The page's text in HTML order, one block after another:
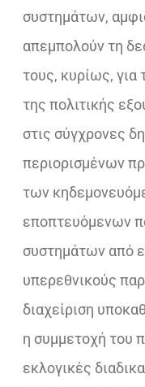
συστημάτων,
απεμπολούν τη
τους, κυρίως, για
της πολιτικής
στις σύγχρονες
περιορισμένων
των
εποπτευόμενων
συστημάτων από
υπερεθνικούς
διαχείριση
η συμμετοχή του
εκλογικές